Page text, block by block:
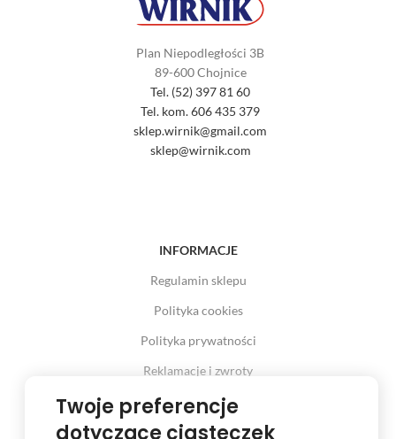
Plan Niepodległości 3B
89-600 Chojnice
Tel. (52) 397 81 60
Tel. kom. 606 435 379
sklep.wirnik@gmail.com
sklep@wirnik.com
INFORMACJE
Regulamin sklepu
Polityka cookies
Polityka prywatności
Reklamacje i zwroty
Prawo odstąpienia od umowy
Twoje preferencje
dotyczące ciasteczek